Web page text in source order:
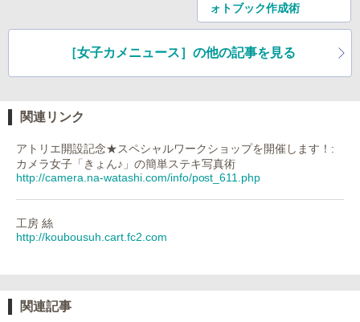
ォトブック作成術
［女子カメニュース］の他の記事を見る
関連リンク
アトリエ開設記念★スペシャルワークショップを開催します！:
カメラ女子「きょん♪」の簡単ステキ写真術
http://camera.na-watashi.com/info/post_611.php
工房 絲
http://koubousuh.cart.fc2.com
関連記事